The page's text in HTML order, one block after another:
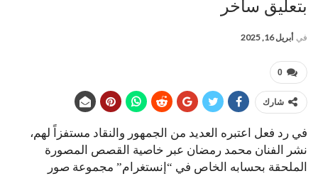
بتعليق ساخر
في أبريل 16, 2025
0
شارك
في رد فعل اعتبره العديد من الجمهور والنقاد مستفزاً لهم،
نشر الفنان محمد رمضان عبر خاصية القصص المصورة
الملحقة بحسابه الخاص في “إنستغرام” مجموعة صور